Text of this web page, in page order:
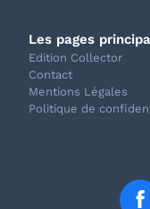
Les pages
Edition Collector
Contact
Mentions Légales
Politique de